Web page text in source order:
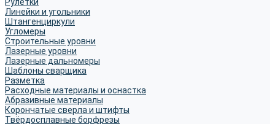
Линейки и угольники
Штангенциркули
Угломеры
Строительные уровни
Лазерные уровни
Лазерные дальномеры
Шаблоны сварщика
Разметка
Расходные материалы и оснастка
Абразивные материалы
Корончатые сверла и штифты
Твёрдосплавные борфрезы